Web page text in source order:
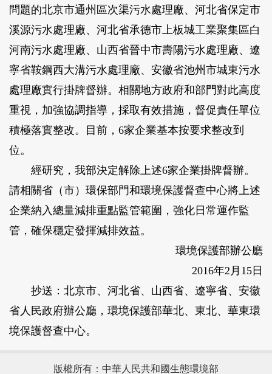
問題的北京市通州區次渠污水處理廠、河北省保定市
溪源污水處理廠、河北省承德市上板城工業聚集區白
河南污水處理廠、山西省晉中市壽陽污水處理廠、遼
寧省鞍鋼西大溝污水處理廠、安徽省池州市城東污水
處理廠實行掛牌督辦。相關地方政府和部門對此高度
重視，加強協調指導，採取有效措施，督促責任單位
積極落實整改。目前，6家企業基本按要求整改到
位。
經研究，我部決定解除上述6家企業掛牌督辦。
請相關省（市）環保部門和環境保護督查中心將上述
企業納入總量減排重點監管範圍，強化日常運作監
管，確保穩定發揮減排效益。
環境保護部辦公廳
2016年2月15日
抄送：北京市、河北省、山西省、遼寧省、安徽
省人民政府辦公廳，環境保護部華北、東北、華東環
境保護督查中心。
版權所有：中華人民共和國生態環境部